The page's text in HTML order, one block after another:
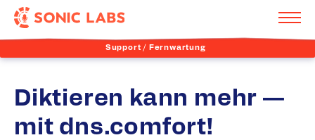
Support / Fernwartung
Diktieren kann mehr —
mit dns.comfort!